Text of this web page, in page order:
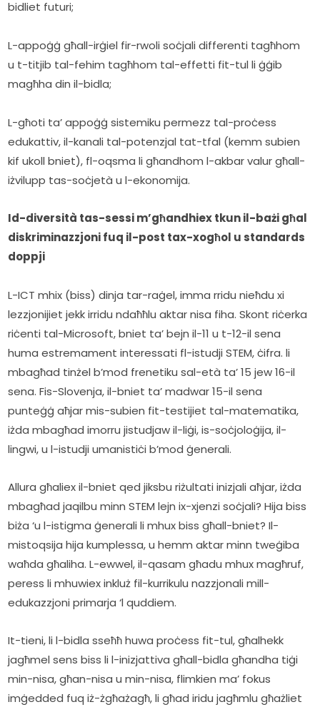
bidliet futuri;
L-appoġġ għall-irġiel fir-rwoli soċjali differenti tagħhom
u t-titjib tal-fehim tagħhom tal-effetti fit-tul li ġġib
magħha din il-bidla;
L-għoti ta’ appoġġ sistemiku permezz tal-proċess
edukattiv, il-kanali tal-potenzjal tat-tfal (kemm subien
kif ukoll bniet), fl-oqsma li għandhom l-akbar valur għall-
iżvilupp tas-soċjetà u l-ekonomija.
Id-diversità tas-sessi m’għandhiex tkun il-bażi għal
diskriminazzjoni fuq il-post tax-xogħol u standards
doppji
L-ICT mhix (biss) dinja tar-raġel, imma rridu nieħdu xi
lezzjonijiet jekk irridu ndaħħlu aktar nisa fiha. Skont riċerka
riċenti tal-Microsoft, bniet ta’ bejn il-11 u t-12-il sena
huma estremament interessati fl-istudji STEM, ċifra. li
mbagħad tinżel b’mod frenetiku sal-età ta’ 15 jew 16-il
sena. Fis-Slovenja, il-bniet ta’ madwar 15-il sena
punteġġ aħjar mis-subien fit-testijiet tal-matematika,
iżda mbagħad imorru jistudjaw il-liġi, is-soċjoloġija, il-
lingwi, u l-istudji umanistiċi b’mod ġenerali.
Allura għaliex il-bniet qed jiksbu riżultati inizjali aħjar, iżda
mbagħad jaqilbu minn STEM lejn ix-xjenzi soċjali? Hija biss
biża ‘u l-istigma ġenerali li mhux biss għall-bniet? Il-
mistoqsija hija kumplessa, u hemm aktar minn tweġiba
waħda għaliha. L-ewwel, il-qasam għadu mhux magħruf,
peress li mhuwiex inkluż fil-kurrikulu nazzjonali mill-
edukazzjoni primarja ‘l quddiem.
It-tieni, li l-bidla sseħħ huwa proċess fit-tul, għalhekk
jagħmel sens biss li l-inizjattiva għall-bidla għandha tiġi
min-nisa, għan-nisa u min-nisa, flimkien ma’ fokus
imġedded fuq iż-żgħażagħ, li għad iridu jagħmlu għażliet